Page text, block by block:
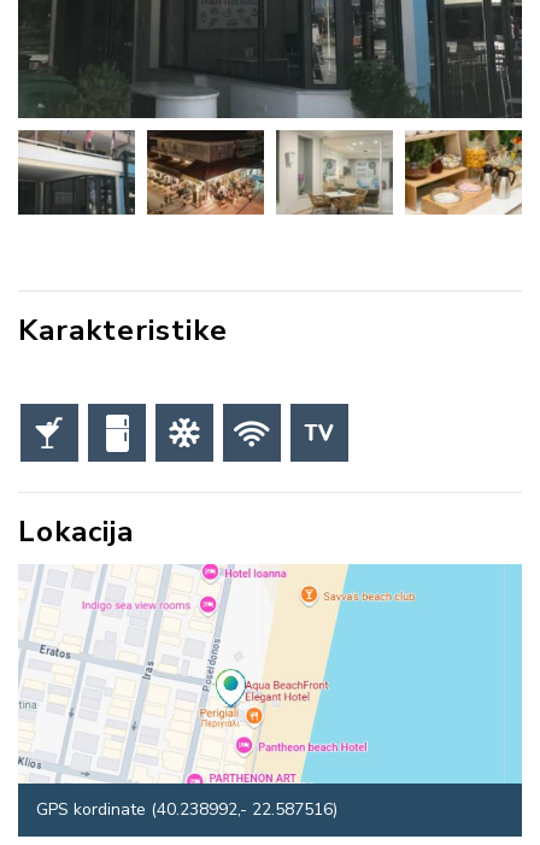
Karakteristike
Lokacija
GPS kordinate (40.238992,- 22.587516)